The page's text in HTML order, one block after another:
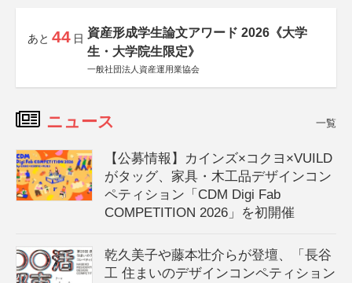
あと 44 日 資産形成学生論文アワード 2026《大学
生・大学院生限定》
一般社団法人資産運用業協会
ニュース 一覧
【公募情報】カインズ×コクヨ×VUILD
がタッグ、家具・木工品デザインコン
ペティション「CDM Digi Fab
COMPETITION 2026」を初開催
乾久美子や藤本壮介らが登壇、「長谷
工 住まいのデザインコンペティション